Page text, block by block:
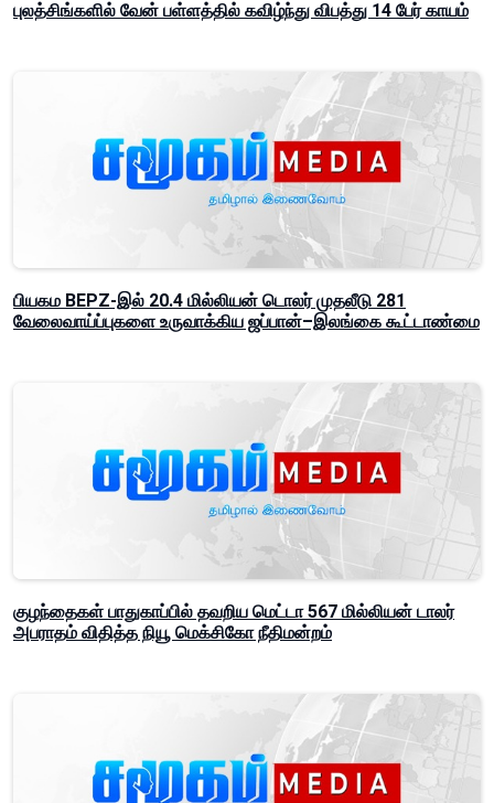
புலத்சிங்களில் வேன் பள்ளத்தில் கவிழ்ந்து விபத்து 14 பேர் காயம்
பியகம BEPZ-இல் 20.4 மில்லியன் டொலர் முதலீடு 281
வேலைவாய்ப்புகளை உருவாக்கிய ஜப்பான்–இலங்கை கூட்டாண்மை
குழந்தைகள் பாதுகாப்பில் தவறிய மெட்டா 567 மில்லியன் டாலர்
அபராதம் விதித்த நியூ மெக்சிகோ நீதிமன்றம்